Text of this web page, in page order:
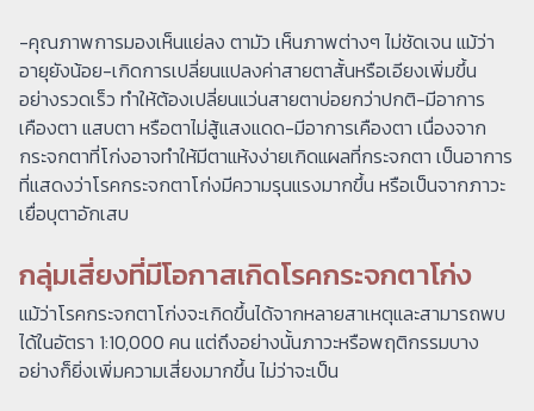
-คุณภาพการมองเห็นแย่ลง ตามัว เห็นภาพต่างๆ ไม่ชัดเจน แม้ว่า
อายุยังน้อย-เกิดการเปลี่ยนแปลงค่าสายตาสั้นหรือเอียงเพิ่มขึ้น
อย่างรวดเร็ว ทำให้ต้องเปลี่ยนแว่นสายตาบ่อยกว่าปกติ-มีอาการ
เคืองตา แสบตา หรือตาไม่สู้แสงแดด-มีอาการเคืองตา เนื่องจาก
กระจกตาที่โก่งอาจทำให้มีตาแห้งง่ายเกิดแผลที่กระจกตา เป็นอาการ
ที่แสดงว่าโรคกระจกตาโก่งมีความรุนแรงมากขึ้น หรือเป็นจากภาวะ
เยื่อบุตาอักเสบ
กลุ่มเสี่ยงที่มีโอกาสเกิดโรคกระจกตาโก่ง
แม้ว่าโรคกระจกตาโก่งจะเกิดขึ้นได้จากหลายสาเหตุและสามารถพบ
ได้ในอัตรา 1:10,000 คน แต่ถึงอย่างนั้นภาวะหรือพฤติกรรมบาง
อย่างก็ยิ่งเพิ่มความเสี่ยงมากขึ้น ไม่ว่าจะเป็น